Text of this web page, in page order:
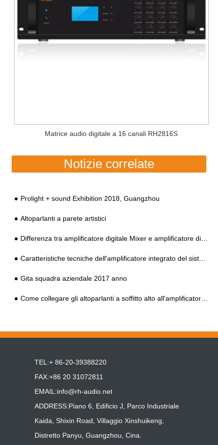
Matrice audio digitale a 16 canali RH2816S
Notizie correlate
Prolight + sound Exhibition 2018, Guangzhou
Altoparlanti a parete artistici
Differenza tra amplificatore digitale Mixer e amplificatore di indirizzo pubblico digitale
Caratteristiche tecniche dell'amplificatore integrato del sistema HIFI PA
Gita squadra aziendale 2017 anno
Come collegare gli altoparlanti a soffitto alto all'amplificatore integrato del sistema PA?
TEL:+ 86-20-39388220
FAX:+86 20 31072811
EMAIL:info@rh-audio.net
ADDRESS:Piano 6, Edificio J, Parco Industriale
Kaida, Shixin Road, Villaggio Xinshuikeng,
Distretto Panyu, Guangzhou, Cina.